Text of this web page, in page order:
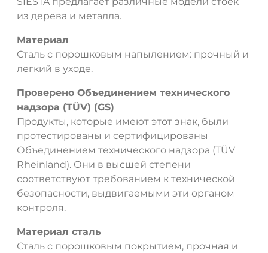
из дерева и металла.
Материал
Сталь с порошковым напылением: прочный и
легкий в уходе.
Проверено Объединением технического
надзора (TÜV) (GS)
Продукты, которые имеют этот знак, были
протестированы и сертифицированы
Объединением технического надзора (TÜV
Rheinland). Они в высшей степени
соответствуют требованием к технической
безопасности, выдвигаемыми эти органом
контроля.
Материал сталь
Сталь с порошковым покрытием, прочная и